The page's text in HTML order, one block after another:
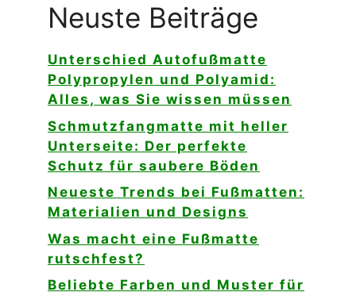
Neuste Beiträge
Unterschied Autofußmatte
Polypropylen und Polyamid:
Alles, was Sie wissen müssen
Schmutzfangmatte mit heller
Unterseite: Der perfekte
Schutz für saubere Böden
Neueste Trends bei Fußmatten:
Materialien und Designs
Was macht eine Fußmatte
rutschfest?
Beliebte Farben und Muster für